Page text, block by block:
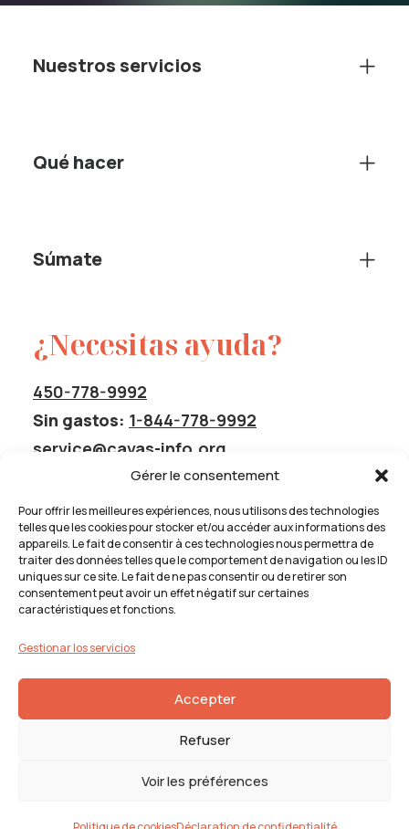
Gérer le consentement
Pour offrir les meilleures expériences, nous utilisons des technologies
telles que les cookies pour stocker et/ou accéder aux informations des
appareils. Le fait de consentir à ces technologies nous permettra de
traiter des données telles que le comportement de navigation ou les ID
uniques sur ce site. Le fait de ne pas consentir ou de retirer son
consentement peut avoir un effet négatif sur certaines
caractéristiques et fonctions.
Gestionar los servicios
Accepter
Refuser
Voir les préférences
Nuestros servicios
Qué hacer
Súmate
¿Necesitas ayuda?
450-778-9992
Sin gastos: 1-844-778-9992
service@cavas-info.org
Inconformidad con los servicios
Inconformidad con los servicios
Si no te satisfacen los servicios que recibiste de CAVAS,
presentación de quejas
© 2026 CAVAS | Todos los derechos reservados.
Política de cookies|Declaración de privacidad